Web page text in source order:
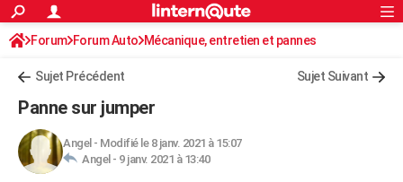
ACTUALITÉS
Politique
Société
Faits Divers
Education
Monde
Villes
+
FINANCE
Retraite
Impôts
Epargne
Immobilier
Risques naturels par ville
Banque
Assurance
Crédit
AUTO
Rechercher
S'inscrire
Connexion
Forum Forum Auto Mécanique, entretien et pannes
Sujet Précédent Sujet Suivant
Panne sur jumper
Angel - Modifié le 8 janv. 2021 à 15:07
Angel - 9 janv. 2021 à 13:40